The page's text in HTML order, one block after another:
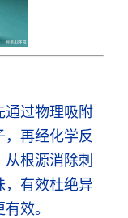
通过物理吸附
再经化学反
根源消除刺
，有效杜绝异
效。